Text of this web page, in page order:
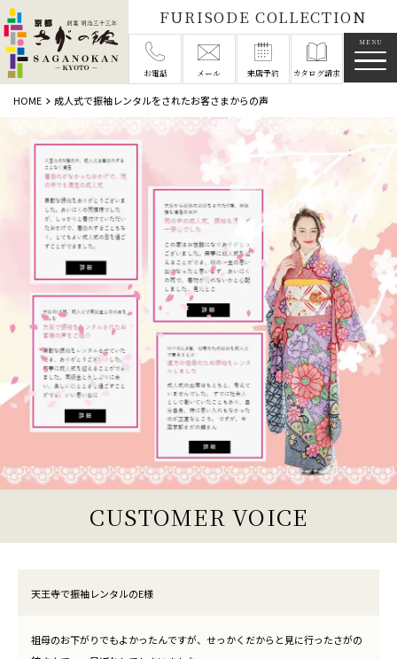
FURISODE COLLECTION
お電話 メール 来店予約 カタログ請求
HOME 成人式で振袖レンタルをされたお客さまからの声
CUSTOMER VOICE
天王寺で振袖レンタルのE様
祖母のお下がりでもよかったんですが、せっかくだからと見に行ったさがの
メニ